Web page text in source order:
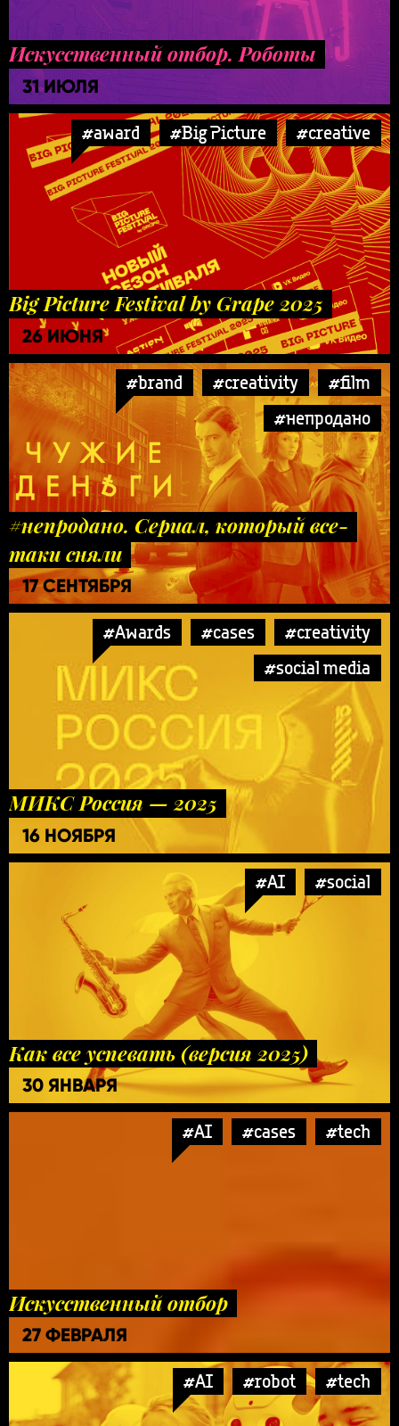
Искусственный отбор. Роботы
31 ИЮЛЯ
#award #Big Picture #creative
Big Picture Festival by Grape 2025
26 ИЮНЯ
#brand #creativity
#film
#непродано
#непродано. Сериал, который все-
таки сняли
17 СЕНТЯБРЯ
#Awards #cases
#creativity
#social media
МИКС Россия — 2025
16 НОЯБРЯ
#AI #social
Как все успевать (версия 2025)
30 ЯНВАРЯ
#AI #cases #tech
Искусственный отбор
27 ФЕВРАЛЯ
#AI #robot #tech